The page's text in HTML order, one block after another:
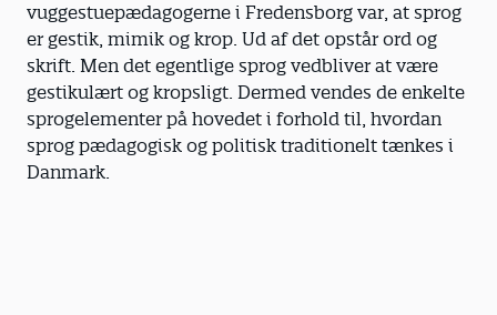
vuggestuepædagogerne i Fredensborg var, at sprog
er gestik, mimik og krop. Ud af det opstår ord og
skrift. Men det egentlige sprog vedbliver at være
gestikulært og kropsligt. Dermed vendes de enkelte
sprogelementer på hovedet i forhold til, hvordan
sprog pædagogisk og politisk traditionelt tænkes i
Danmark.